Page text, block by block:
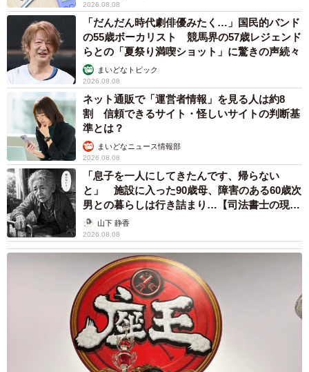
2026.08.08
「だんだん時代劇俳優みたく…」国民的バンド
の55歳ボーカリスト 競馬界の57歳レジェンド
らとの「夏祭り満喫ショット」に驚きの声続々
まいどなトピック
2026.08.08
ネット通販で「運営者情報」を見る人は約8
割 信頼できるサイト・怪しいサイトの判断基
準とは？
まいどなニュース情報部
2026.08.08
「息子を一人にしてきたんです、帰らない
と」 施設に入った90歳母、障害のある60歳次
男との暮らしは行き詰まり…【司法書士の現場
から】山下 静香
2026.08.08